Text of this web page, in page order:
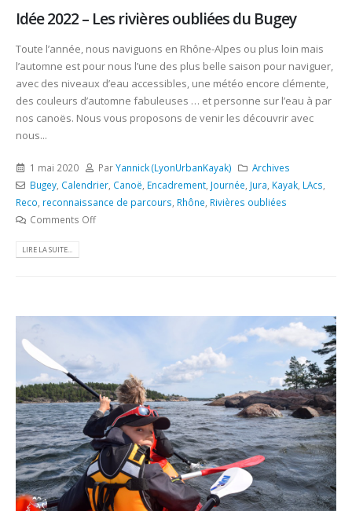
Idée 2022 – Les rivières oubliées du Bugey
Toute l’année, nous naviguons en Rhône-Alpes ou plus loin mais
l’automne est pour nous l’une des plus belle saison pour naviguer,
avec des niveaux d’eau accessibles, une météo encore clémente,
des couleurs d’automne fabuleuses … et personne sur l’eau à par
nos canoës. Nous vous proposons de venir les découvrir avec
nous...
1 mai 2020 ParYannick (LyonUrbanKayak)
Archives
Bugey, Calendrier, Canoë Encadrement, Journée Jura Kayak, LAcs
Reco reconnaissance de parcours Rhône Rivières oubliées
Comments Off
LIRE LA SUITE...